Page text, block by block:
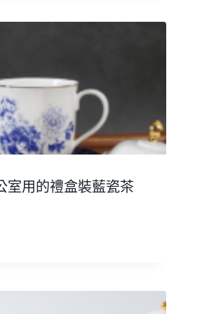
室用的禮盒裝藍瓷茶